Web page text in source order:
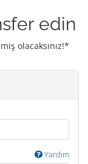
edin
olacaksınız!*
Yardım